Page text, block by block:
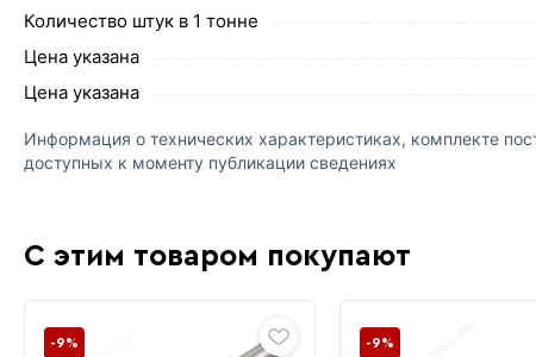
Количество штук в 1 тонне
Цена указана
Цена указана
Информация о технических характеристиках, комплекте
доступных к моменту публикации сведениях
С этим товаром покупают
-9% -9%